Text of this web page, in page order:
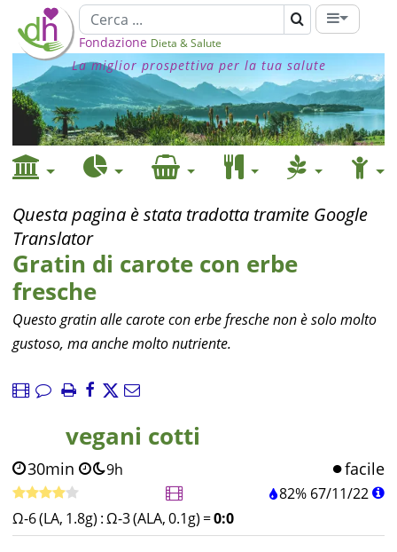
Fondazione Dieta & Salute
La miglior prospettiva per la tua salute
Questa pagina è stata tradotta tramite Google
Translator
Gratin di carote con erbe
fresche
Questo gratin alle carote con erbe fresche non è solo molto
gustoso, ma anche molto nutriente.
vegani cotti
30min 9h facile
82% 67/11/22
Ω-6 (LA, 1.8g) :Ω-3 (ALA, 0.1g) =0:0